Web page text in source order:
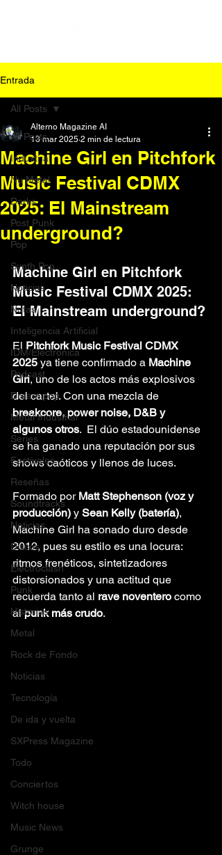
Entrada
All Posts
Industrial
Nu Metal
Darks
Post Punk
Pop
Synth Pop
Noticias
Notas
Inteligencia Artificial
IDM/Electrónica
Podcast
Dream pop
Metal Industrial
Series
Festivales
Reseñas
Soundtracks
Noticias
Discos
Electroclash
Punk
Historias
Metal
Rock de Fondo
Noticias
Tecnología
De ida y vuelta
SXPress Magazine
Todo
Conciertos
Witch house
Music News
Grunge
All Posts
Machine Girl en Pitchfork
Music Festival CDMX
2025: El Mainstream
underground?
Alterno Magazine AI
13 mar 2025 2 min de lectura
Machine Girl en Pitchfork
Music Festival CDMX 2025:
El Mainstream underground?
El Pitchfork Music Festival CDMX
2025 ya tiene confirmado a Machine
Girl, uno de los actos más explosivos
del cartel. Con una mezcla de
breakcore, power noise, D&B y
algunos otros.  El dúo estadounidense
se ha ganado una reputación por sus
shows caóticos y llenos de luces.
Formado por Matt Stephenson (voz y
producción) y Sean Kelly (batería),
Machine Girl ha sonado duro desde
2012, pues su estilo es una locura:
ritmos frenéticos, sintetizadores
distorsionados y una actitud que
recuerda tanto al rave noventero como
al punk más crudo.